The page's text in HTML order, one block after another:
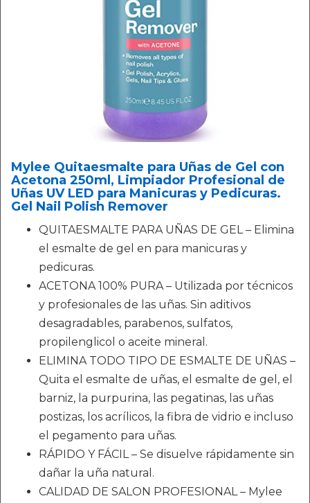
Mylee Quitaesmalte para Uñas de Gel con
Acetona 250ml, Limpiador Profesional de
Uñas UV LED para Manicuras y Pedicuras.
Gel Nail Polish Remover
QUITAESMALTE PARA UÑAS DE GEL – Elimina
el esmalte de gel en para manicuras y
pedicuras.
ACETONA 100% PURA – Utilizada por técnicos
y profesionales de las uñas. Sin aditivos
desagradables, parabenos, sulfatos,
propilenglicol o aceite mineral.
ELIMINA TODO TIPO DE ESMALTE DE UÑAS –
Quita el esmalte de uñas, el esmalte de gel, el
barniz, la purpurina, las pegatinas, las uñas
postizas, los acrílicos, la fibra de vidrio e incluso
el pegamento para uñas.
RÁPIDO Y FÁCIL – Se disuelve rápidamente sin
dañar la uña natural.
CALIDAD DE SALON PROFESIONAL – Mylee